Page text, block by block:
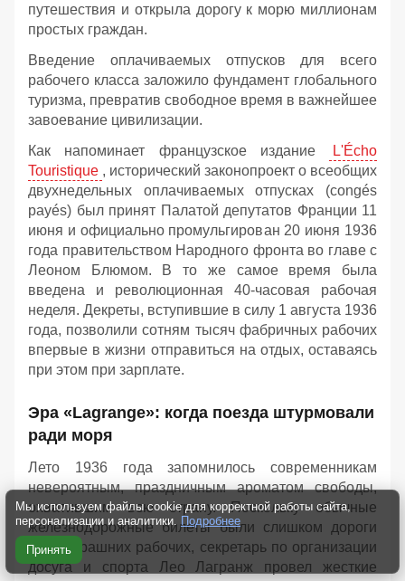
путешествия и открыла дорогу к морю миллионам
простых граждан.
Введение оплачиваемых отпусков для всего
рабочего класса заложило фундамент глобального
туризма, превратив свободное время в важнейшее
завоевание цивилизации.
Как напоминает французское издание
L'Écho
Touristique , исторический законопроект о всеобщих
двухнедельных оплачиваемых отпусках (congés
payés) был принят Палатой депутатов Франции 11
июня и официально промульгирован 20 июня 1936
года правительством Народного фронта во главе с
Леоном Блюмом. В то же самое время была
введена и революционная 40-часовая рабочая
неделя. Декреты, вступившие в силу 1 августа 1936
года, позволили сотням тысяч фабричных рабочих
впервые в жизни отправиться на отдых, оставаясь
при этом при зарплате.
Эра «Lagrange»: когда поезда штурмовали
ради моря
Лето 1936 года запомнилось современникам
невероятным, праздничным ароматом свободы,
охватившим всю страну. Поскольку обычные
железнодорожные билеты были слишком дороги
для вчерашних рабочих, секретарь по организации
досуга и спорта Лео Лагранж провел жесткие
Мы используем файлы cookie для корректной работы сайта,
персонализации и аналитики. Подробнее
Принять